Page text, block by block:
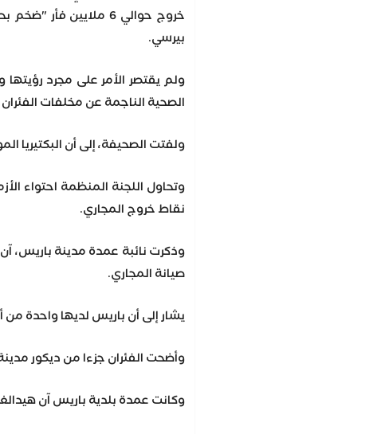
خروج حوالي 6
بيرسي.
ولم يقتصر الأمر على مجرد
الصحية الناجمة عن مخلفات
ولفتت الصحيفة، إلى أن البكتيريا
وتحاول اللجنة المنظمة احتواء
نقاط خروج المجاري.
وذكرت نائبة عمدة مدينة باريس،
صيانة المجاري.
يشار إلى أن باريس لديها واحدة من أكبر تجمعات
وأضحت الفئران جزءا من ديكور مدينة النور التي يقصدها 44 مليون زائر سنويا، كما غزت هذه القوارض
وكانت عمدة بلدية باريس آن